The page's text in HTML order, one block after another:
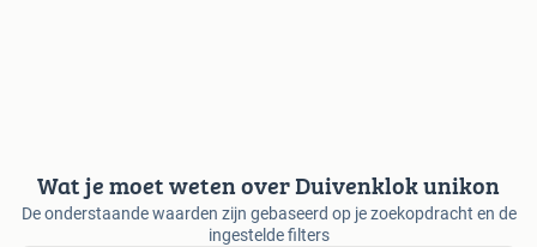
Wat je moet weten over Duivenklok unikon
De onderstaande waarden zijn gebaseerd op je zoekopdracht en de
ingestelde filters